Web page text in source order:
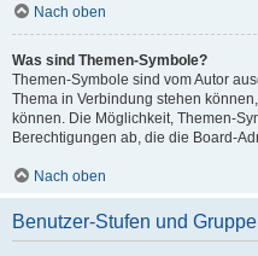
Nach oben
Was sind Themen-Symbole?
Themen-Symbole sind vom Autor
Thema in Verbindung stehen
können. Die Möglichkeit, Themen-
Berechtigungen ab, die die Board-
Nach oben
Benutzer-Stufen und